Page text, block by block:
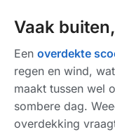
Vaak
Een overdekte
regen en wind,
maakt tussen wel
sombere dag.
overdekking